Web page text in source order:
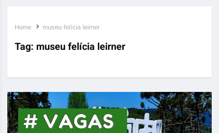
Home museu felícia leirner
Tag: museu felícia leirner